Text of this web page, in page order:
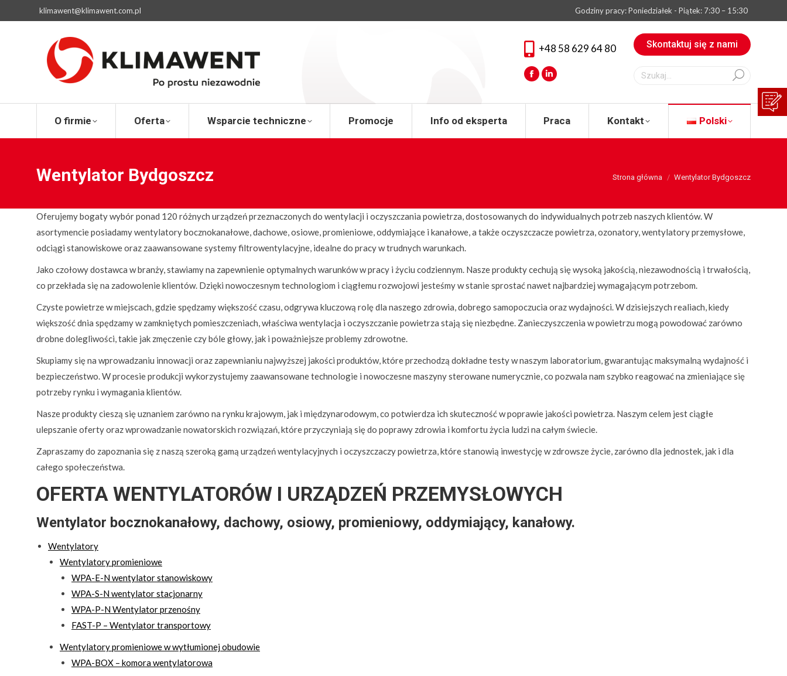
klimawent@klimawent.com.pl Godziny pracy: Poniedziałek - Piątek: 7:30 – 15:30
+48 58 629 64 80
FacebookLinkedin
Skontaktuj się z nami
O firmie Oferta Wsparcie techniczne Promocje Info od eksperta Praca Kontakt Polski
Wentylator Bydgoszcz You are here:
Strona główna Wentylator Bydgoszcz
Oferujemy bogaty wybór ponad 120 różnych urządzeń przeznaczonych do wentylacji i oczyszczania powietrza, dostosowanych do indywidualnych potrzeb naszych klientów. W
asortymencie posiadamy wentylatory bocznokanałowe, dachowe, osiowe, promieniowe, oddymiające i kanałowe, a także oczyszczacze powietrza, ozonatory, wentylatory przemysłowe,
odciągi stanowiskowe oraz zaawansowane systemy filtrowentylacyjne, idealne do pracy w trudnych warunkach.
Jako czołowy dostawca w branży, stawiamy na zapewnienie optymalnych warunków w pracy i życiu codziennym. Nasze produkty cechują się wysoką jakością, niezawodnością i trwałością,
co przekłada się na zadowolenie klientów. Dzięki nowoczesnym technologiom i ciągłemu rozwojowi jesteśmy w stanie sprostać nawet najbardziej wymagającym potrzebom.
Czyste powietrze w miejscach, gdzie spędzamy większość czasu, odgrywa kluczową rolę dla naszego zdrowia, dobrego samopoczucia oraz wydajności. W dzisiejszych realiach, kiedy
większość dnia spędzamy w zamkniętych pomieszczeniach, właściwa wentylacja i oczyszczanie powietrza stają się niezbędne. Zanieczyszczenia w powietrzu mogą powodować zarówno
drobne dolegliwości, takie jak zmęczenie czy bóle głowy, jak i poważniejsze problemy zdrowotne.
Skupiamy się na wprowadzaniu innowacji oraz zapewnianiu najwyższej jakości produktów, które przechodzą dokładne testy w naszym laboratorium, gwarantując maksymalną wydajność i
bezpieczeństwo. W procesie produkcji wykorzystujemy zaawansowane technologie i nowoczesne maszyny sterowane numerycznie, co pozwala nam szybko reagować na zmieniające się
potrzeby rynku i wymagania klientów.
Nasze produkty cieszą się uznaniem zarówno na rynku krajowym, jak i międzynarodowym, co potwierdza ich skuteczność w poprawie jakości powietrza. Naszym celem jest ciągłe
ulepszanie oferty oraz wprowadzanie nowatorskich rozwiązań, które przyczyniają się do poprawy zdrowia i komfortu życia ludzi na całym świecie.
Zapraszamy do zapoznania się z naszą szeroką gamą urządzeń wentylacyjnych i oczyszczaczy powietrza, które stanowią inwestycję w zdrowsze życie, zarówno dla jednostek, jak i dla
całego społeczeństwa.
OFERTA WENTYLATORÓW I URZĄDZEŃ PRZEMYSŁOWYCH
Wentylator bocznokanałowy, dachowy, osiowy, promieniowy, oddymiający, kanałowy.
Wentylatory
Wentylatory promieniowe
WPA-E-N wentylator stanowiskowy
WPA-S-N wentylator stacjonarny
WPA-P-N Wentylator przenośny
FAST-P – Wentylator transportowy
Wentylatory promieniowe w wytłumionej obudowie
WPA-BOX – komora wentylatorowa
Praca Kontakt Polski